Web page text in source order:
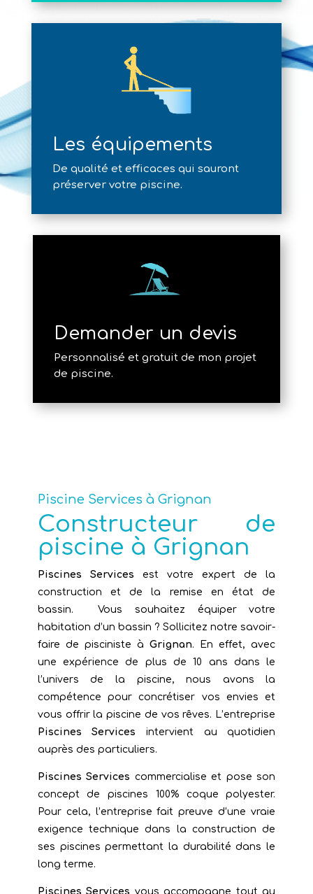
Les équipements
De qualité et efficaces qui sauront
préserver votre piscine.
Demander un devis
Personnalisé et gratuit de mon projet
de piscine.
Piscine Services à Grignan
Constructeur de
piscine à Grignan
Piscines Services est votre expert de la
construction et de la remise en état de
bassin. Vous souhaitez équiper votre
habitation d’un bassin ? Sollicitez notre savoir-
faire de pisciniste àGrignan. En effet, avec
une expérience de plus de 10 ans dans le
l’univers de la piscine, nous avons la
compétence pour concrétiser vos envies et
vous offrir la piscine de vos rêves. L’entreprise
Piscines Services intervient au quotidien
auprès des particuliers.
Piscines Services commercialise et pose son
concept de piscines 100% coque polyester.
Pour cela, l’entreprise fait preuve d’une vraie
exigence technique dans la construction de
ses piscines permettant la durabilité dans le
long terme.
Piscines Services vous accompagne tout au